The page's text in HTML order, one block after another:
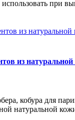
при
из
кобура для
натуральной